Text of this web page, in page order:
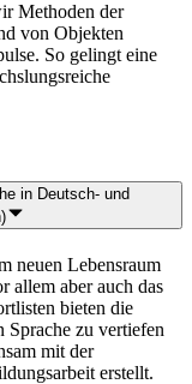
Methoden der
von Objekten
So gelingt eine
in Deutsch- und
neuen Lebensraum
allem aber auch das
bieten die
zu vertiefen
mit der
erstellt.